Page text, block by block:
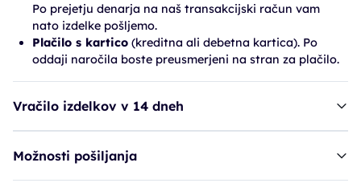
Po prejetju denarja na naš transakcijski račun vam
nato izdelke pošljemo.
Plačilo s kartico (kreditna ali debetna kartica). Po
oddaji naročila boste preusmerjeni na stran za plačilo.
Vračilo izdelkov v 14 dneh
Možnosti pošiljanja